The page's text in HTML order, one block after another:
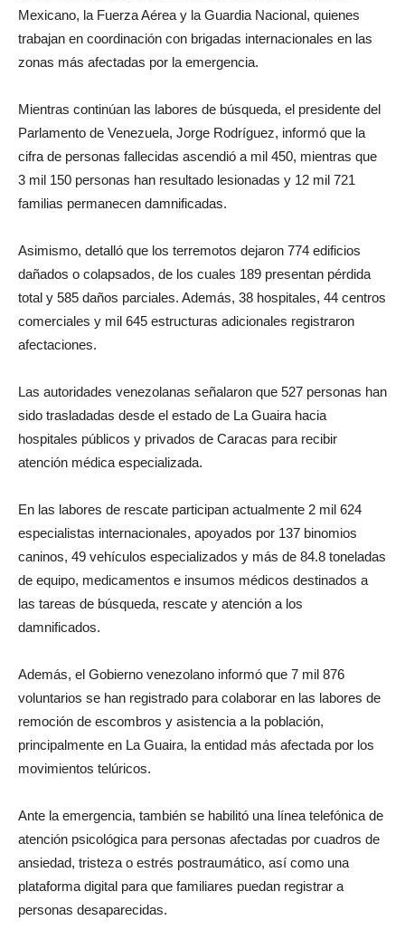
Mexicano, la Fuerza Aérea y la Guardia Nacional, quienes
trabajan en coordinación con brigadas internacionales en las
zonas más afectadas por la emergencia.
Mientras continúan las labores de búsqueda, el presidente del
Parlamento de Venezuela, Jorge Rodríguez, informó que la
cifra de personas fallecidas ascendió a mil 450, mientras que
3 mil 150 personas han resultado lesionadas y 12 mil 721
familias permanecen damnificadas.
Asimismo, detalló que los terremotos dejaron 774 edificios
dañados o colapsados, de los cuales 189 presentan pérdida
total y 585 daños parciales. Además, 38 hospitales, 44 centros
comerciales y mil 645 estructuras adicionales registraron
afectaciones.
Las autoridades venezolanas señalaron que 527 personas han
sido trasladadas desde el estado de La Guaira hacia
hospitales públicos y privados de Caracas para recibir
atención médica especializada.
En las labores de rescate participan actualmente 2 mil 624
especialistas internacionales, apoyados por 137 binomios
caninos, 49 vehículos especializados y más de 84.8 toneladas
de equipo, medicamentos e insumos médicos destinados a
las tareas de búsqueda, rescate y atención a los
damnificados.
Además, el Gobierno venezolano informó que 7 mil 876
voluntarios se han registrado para colaborar en las labores de
remoción de escombros y asistencia a la población,
principalmente en La Guaira, la entidad más afectada por los
movimientos telúricos.
Ante la emergencia, también se habilitó una línea telefónica de
atención psicológica para personas afectadas por cuadros de
ansiedad, tristeza o estrés postraumático, así como una
plataforma digital para que familiares puedan registrar a
personas desaparecidas.